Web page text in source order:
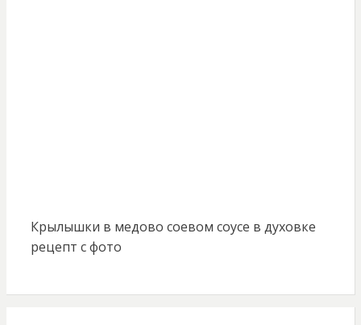
Крылышки в медово соевом соусе в духовке
рецепт с фото